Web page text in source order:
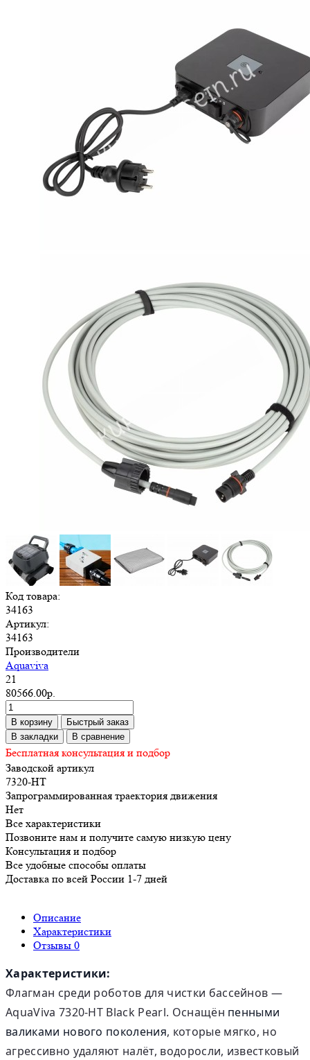
Код товара:
34163
Артикул:
34163
Производители
Aquaviva
21
80566.00р.
В корзину
Быстрый заказ
В закладки
В сравнение
Бесплатная консультация и подбор
Заводской артикул
7320-HT
Запрограммированная траектория движения
Нет
Все характеристики
Позвоните нам и получите самую низкую цену
Консультация и подбор
Все удобные способы оплаты
Доставка по всей России 1-7 дней
Описание
Характеристики
Отзывы 0
Характеристики:
Флагман среди роботов для чистки бассейнов —
AquaViva 7320-HT Black Pearl. Оснащён пенными
валиками нового поколения, которые мягко, но
агрессивно удаляют налёт, водоросли, известковый